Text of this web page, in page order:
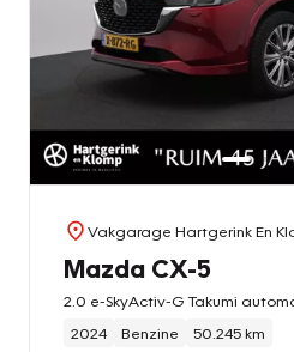
Vakgarage Hartgerink En
Mazda CX-5
2.0 e-SkyActiv-G Takumi
2024
Benzine 50.245 km